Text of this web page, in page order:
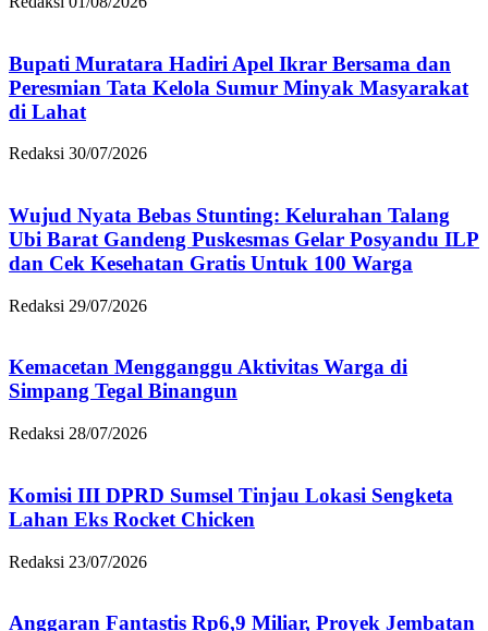
Bupati Muratara Hadiri Apel Ikrar Bersama dan
Peresmian Tata Kelola Sumur Minyak Masyarakat
di Lahat
Redaksi 30/07/2026
Wujud Nyata Bebas Stunting: Kelurahan Talang
Ubi Barat Gandeng Puskesmas Gelar Posyandu ILP
dan Cek Kesehatan Gratis Untuk 100 Warga
Redaksi 29/07/2026
Kemacetan Mengganggu Aktivitas Warga di
Simpang Tegal Binangun
Redaksi 28/07/2026
Komisi III DPRD Sumsel Tinjau Lokasi Sengketa
Lahan Eks Rocket Chicken
Redaksi 23/07/2026
Anggaran Fantastis Rp6,9 Miliar, Proyek Jembatan